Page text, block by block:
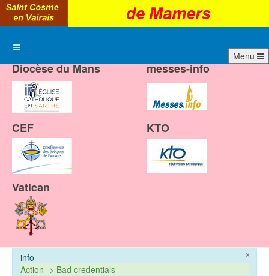
Menu
Diocèse du Mans messes-info
CEF KTO
Vatican
×
info
Action -> Bad credentials